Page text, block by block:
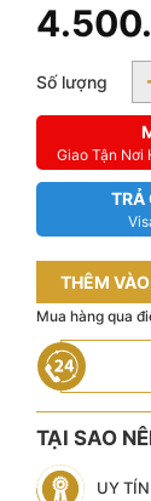
Số lượng
Giao Tận Nơi
TRẢ
THÊM
Mua hàng qua
TẠI SAO
UY